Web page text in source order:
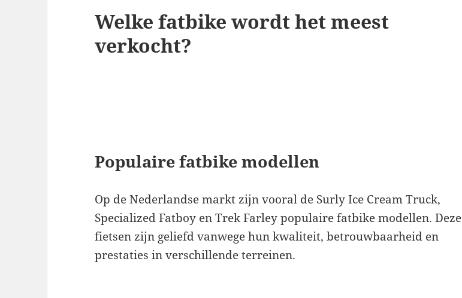
Welke fatbike wordt het meest
verkocht?
Populaire fatbike modellen
Op de Nederlandse markt zijn vooral de Surly Ice Cream Truck,
Specialized Fatboy en Trek Farley populaire fatbike modellen. Deze
fietsen zijn geliefd vanwege hun kwaliteit, betrouwbaarheid en
prestaties in verschillende terreinen.